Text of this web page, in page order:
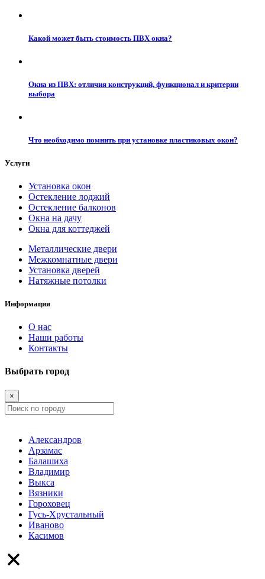
Какой может быть стоимость ПВХ окна?
Окна из ПВХ: отличия конструкций, функционал и критерии
выбора
Что необходимо помнить при установке пластиковых окон?
Услуги
Установка окон
Остекление лоджий
Остекление балконов
Окна на дачу
Окна для коттеджей
Металлические двери
Межкомнатные двери
Установка дверей
Натяжные потолки
Информация
О нас
Наши работы
Контакты
Выбрать город
×
Александров
Арзамас
Балашиха
Владимир
Выкса
Вязники
Гороховец
Гусь-Хрустальный
Иваново
Касимов